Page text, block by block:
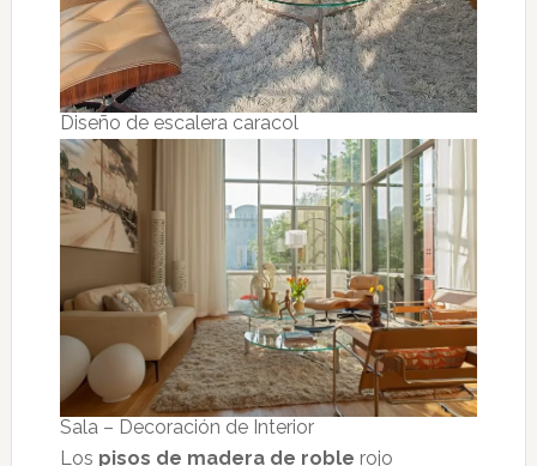
Diseño de escalera caracol
Sala – Decoración de Interior
Los pisos de madera de roble rojo